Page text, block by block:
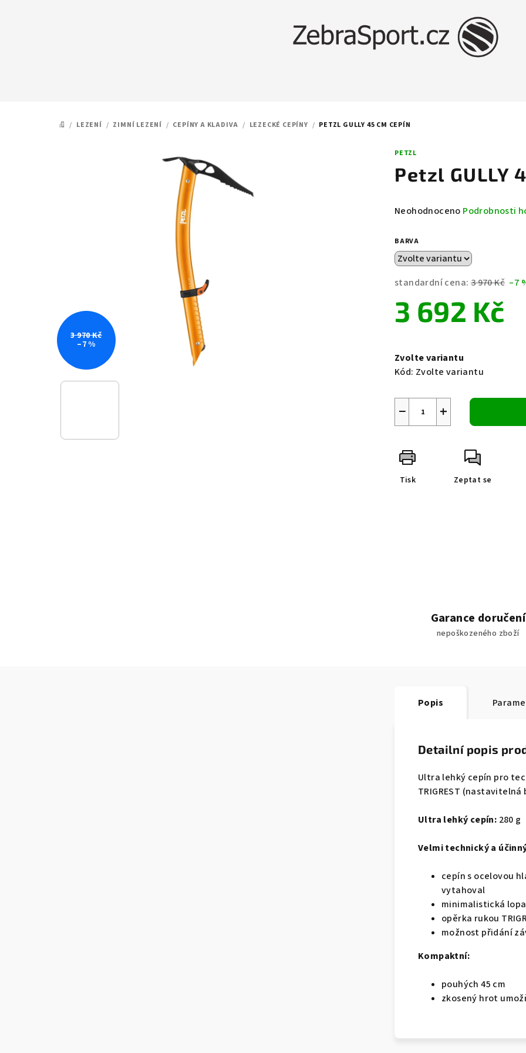
DOMŮ
/ LEZENÍ / ZIMNÍ LEZENÍ / CEPÍNY A KLADIVA / LEZECKÉ CEPÍNY / PETZL GULLY 45 CM CEPÍN
PETZL
Petzl GULLY
Průměrné
produktu
je
0,0
z
hvězdiček.
Neohodnoceno Podrobnosti
BARVA
standardní cena: 3 970 Kč –7
3 692 Kč
cena:
Zvolte variantu
Kód: Zvolte variantu
+
−
Tisk Zeptat se
3 970 Kč
–7 %
Garance doručení
nepoškozeného zboží
Popis
Detailní popis
Ultra lehký cepín pro
TRIGREST
Ultra lehký cepín: 280 g
Velmi technický a
cepín s ocelovou
vytahoval
minimalistická
opěrka rukou
možnost přidání
Kompaktní:
pouhých 45 cm
zkosený hrot